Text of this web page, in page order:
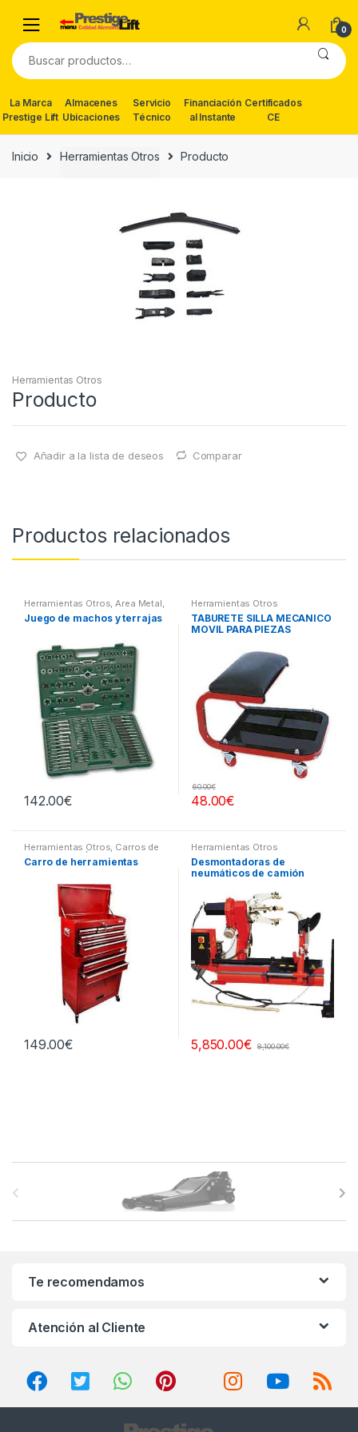
navigation
content
0
Buscar
por:
La Marca
Prestige Lift
Almacenes
Ubicaciones
Servicio
Técnico
Financiación
al Instante
Certificados
CE
Inicio Herramientas Otros Producto
Herramientas Otros
Producto
Añadir a la lista de deseos Comparar
Productos relacionados
Herramientas Otros,Area Metal,
Roscas, Herramientas ,
Maletines Herramientas,
Juego de machos y terrajas
142.00€
Herramientas Otros
TABURETE SILLA MECANICO
MOVIL PARA PIEZAS
48.00€
60.00€
Herramientas Otros, Carros de
Herramientas | Bancos
Carro de herramientas
149.00€
Herramientas Otros
Desmontadoras de
neumáticos de camión
5,850.00€ 8,100.00€
Te recomendamos
Atención al Cliente